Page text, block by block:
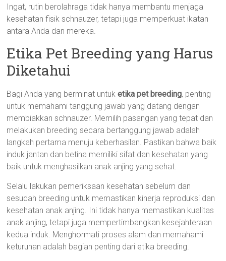
Ingat, rutin berolahraga tidak hanya membantu menjaga
kesehatan fisik schnauzer, tetapi juga memperkuat ikatan
antara Anda dan mereka.
Etika Pet Breeding yang Harus
Diketahui
Bagi Anda yang berminat untuketika pet breeding, penting
untuk memahami tanggung jawab yang datang dengan
membiakkan schnauzer. Memilih pasangan yang tepat dan
melakukan breeding secara bertanggung jawab adalah
langkah pertama menuju keberhasilan. Pastikan bahwa baik
induk jantan dan betina memiliki sifat dan kesehatan yang
baik untuk menghasilkan anak anjing yang sehat.
Selalu lakukan pemeriksaan kesehatan sebelum dan
sesudah breeding untuk memastikan kinerja reproduksi dan
kesehatan anak anjing. Ini tidak hanya memastikan kualitas
anak anjing, tetapi juga mempertimbangkan kesejahteraan
kedua induk. Menghormati proses alam dan memahami
keturunan adalah bagian penting dari etika breeding.